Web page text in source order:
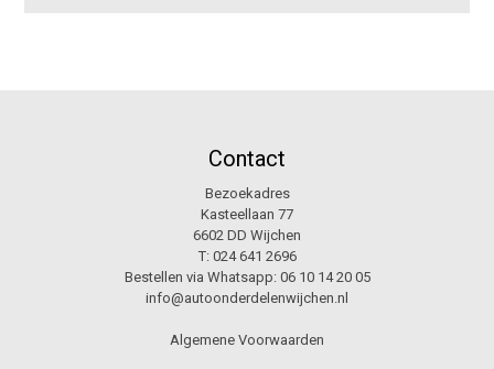
Contact
Bezoekadres
Kasteellaan 77
6602 DD Wijchen
T: 024 641 2696
Bestellen via Whatsapp: 06 10 14 20 05
info@autoonderdelenwijchen.nl
Algemene Voorwaarden